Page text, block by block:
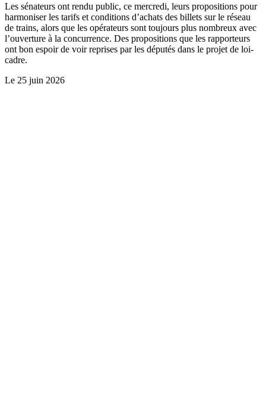
Les sénateurs ont rendu public, ce mercredi, leurs propositions pour
harmoniser les tarifs et conditions d’achats des billets sur le réseau
de trains, alors que les opérateurs sont toujours plus nombreux avec
l’ouverture à la concurrence. Des propositions que les rapporteurs
ont bon espoir de voir reprises par les députés dans le projet de loi-
cadre.
Le 25 juin 2026